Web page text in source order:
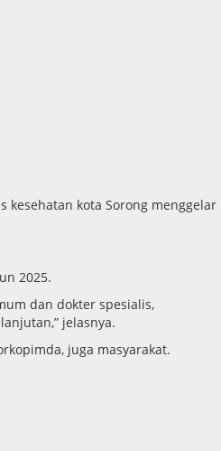
kesehatan kota Sorong menggelar
2025.
dan dokter spesialis,
jelasnya.
juga masyarakat.